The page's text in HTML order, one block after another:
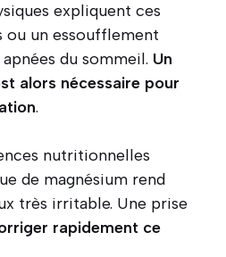
expliquent ces
ou un essoufflement
du sommeil. Un
alors nécessaire pour
.
nutritionnelles
de magnésium rend
très irritable. Une prise
rapidement ce